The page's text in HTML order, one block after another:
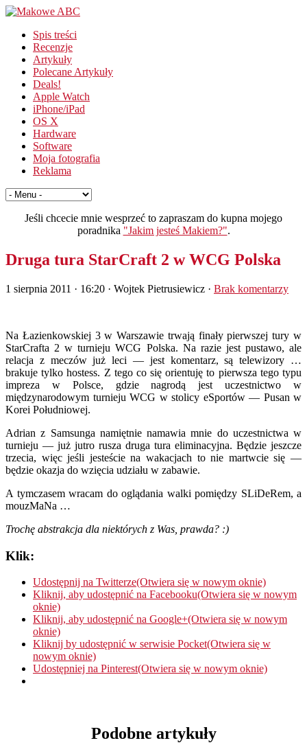
Spis treści
Recenzje
Artykuły
Polecane Artykuły
Deals!
Apple Watch
iPhone/iPad
OS X
Hardware
Software
Moja fotografia
Reklama
Jeśli chcecie mnie wesprzeć to zapraszam do kupna mojego
poradnika "Jakim jesteś Makiem?".
Druga tura StarCraft 2 w WCG Polska
1 sierpnia 2011 · 16:20 · Wojtek Pietrusiewicz · Brak komentarzy
Na Łazienkowskiej 3 w Warszawie trwają finały pierwszej tury w
StarCrafta 2 w turnieju WCG Polska. Na razie jest pustawo, ale
relacja z meczów już leci — jest komentarz, są telewizory …
brakuje tylko hostess. Z tego co się orientuję to pierwsza tego typu
impreza w Polsce, gdzie nagrodą jest uczestnictwo w
międzynarodowym turnieju WCG w stolicy eSportów — Pusan w
Korei Południowej.
Adrian z Samsunga namiętnie namawia mnie do uczestnictwa w
turnieju — już jutro rusza druga tura eliminacyjna. Będzie jeszcze
trzecia, więc jeśli jesteście na wakacjach to nie martwcie się —
będzie okazja do wzięcia udziału w zabawie.
A tymczasem wracam do oglądania walki pomiędzy SLiDeRem, a
mouzMaNa …
Trochę abstrakcja dla niektórych z Was, prawda? :)
Klik:
Udostępnij na Twitterze(Otwiera się w nowym oknie)
Kliknij, aby udostępnić na Facebooku(Otwiera się w nowym
oknie)
Kliknij, aby udostępnić na Google+(Otwiera się w nowym
oknie)
Kliknij by udostępnić w serwisie Pocket(Otwiera się w
nowym oknie)
Udostępniej na Pinterest(Otwiera się w nowym oknie)
Podobne artykuły